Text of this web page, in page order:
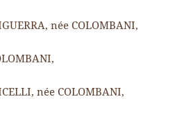
née COLOMBANI,
née COLOMBANI,